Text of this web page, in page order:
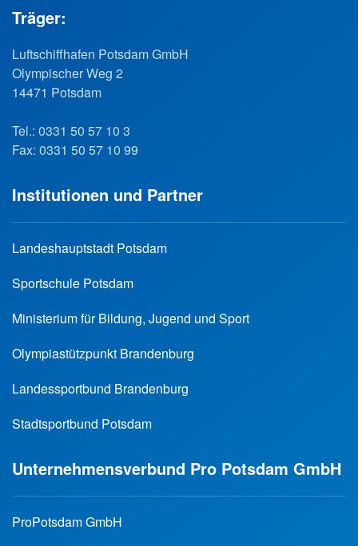
Träger:
Luftschiffhafen Potsdam GmbH
Olympischer Weg 2
14471 Potsdam
Tel.: 0331 50 57 10 3
Fax: 0331 50 57 10 99
Institutionen und Partner
Landeshauptstadt Potsdam
Sportschule Potsdam
Ministerium für Bildung, Jugend und Sport
Olympiastützpunkt Brandenburg
Landessportbund Brandenburg
Stadtsportbund Potsdam
Unternehmensverbund Pro Potsdam GmbH
ProPotsdam GmbH